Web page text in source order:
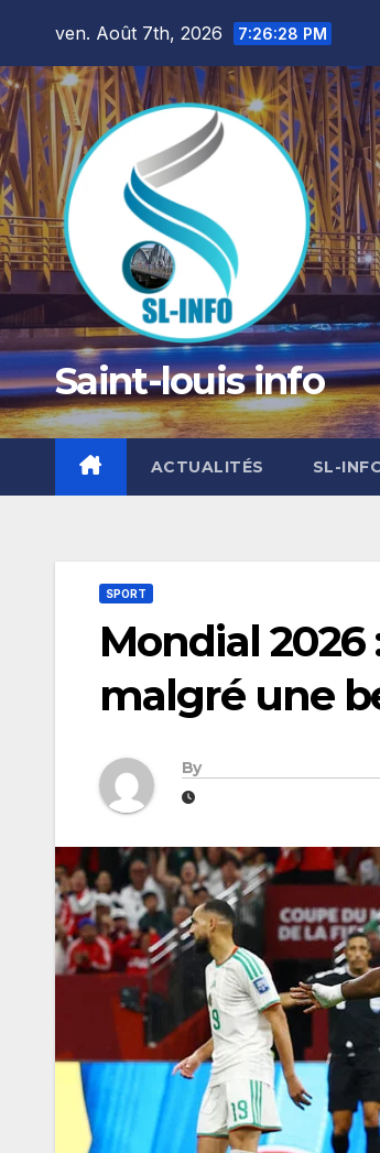
content
ven. Août 7th, 2026 7:26:30 PM
Saint-louis info
ACTUALITÉS SL-
SPORT
Mondial 2026
malgré une
By